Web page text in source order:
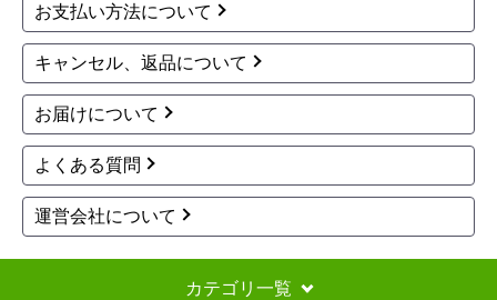
ばしばかりされ、時間と体力を無駄にしてしまい
ました。
結局キャンセルし、自分で手配したところ4日後に
は設置できることになりました。
評価が良いのが本当に疑問。まったく実態が伴わ
ないお店です。
近年稀に見る対応の悪さでした。
お支払い方法について
キャンセル、返品について
お届けについて
よくある質問
運営会社について
カテゴリ一覧